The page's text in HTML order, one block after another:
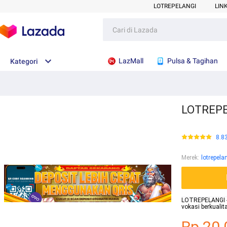
LOTREPELANGI
Kategori LazMall Pulsa & Tagihan
Merek:
vokasi